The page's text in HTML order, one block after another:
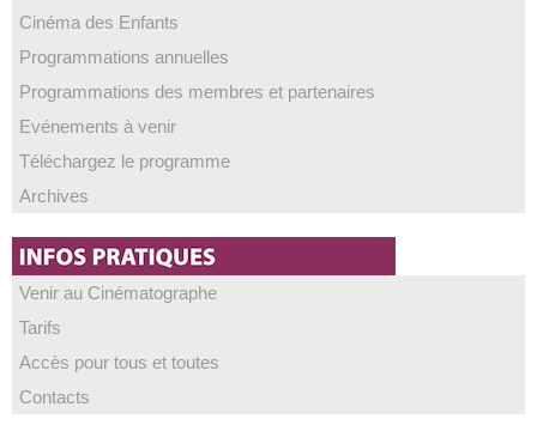
Cinéma des Enfants
Programmations annuelles
Programmations des membres et partenaires
Evénements à venir
Téléchargez le programme
Archives
Venir au Cinématographe
Tarifs
Accès pour tous et toutes
Contacts